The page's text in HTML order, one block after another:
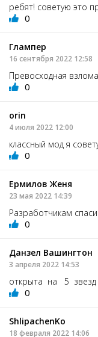
ребят! советую это
0
Глампер
16 сентября 2022 12:58
Превосходная
0
orin
4 июля 2022 12:00
классный мод я
0
Ермилов Женя
23 мая 2022 14:39
Разработчикам
0
Данзел Вашингтон
3 апреля 2022 14:53
открыта на 5 звезд
0
ShlipachenKo
18 февраля 2022 14:06